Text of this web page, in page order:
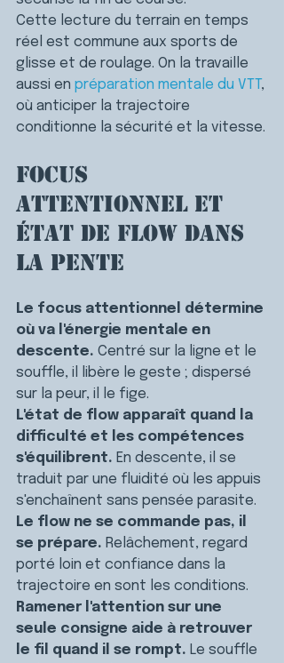
Cette lecture du terrain en temps
réel est commune aux sports de
glisse et de roulage. On la travaille
aussi en préparation mentale du VTT,
où anticiper la trajectoire
conditionne la sécurité et la vitesse.
Focus
attentionnel et
état de flow dans
la pente
Le focus attentionnel détermine
où va l'énergie mentale en
descente. Centré sur la ligne et le
souffle, il libère le geste ; dispersé
sur la peur, il le fige.
L'état de flow apparaît quand la
difficulté et les compétences
s'équilibrent. En descente, il se
traduit par une fluidité où les appuis
s'enchaînent sans pensée parasite.
Le flow ne se commande pas, il
se prépare. Relâchement, regard
porté loin et confiance dans la
trajectoire en sont les conditions.
Ramener l'attention sur une
seule consigne aide à retrouver
le fil quand il se rompt. Le souffle